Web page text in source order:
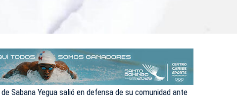
Sabana Yegua salió en defensa de su comunidad ante